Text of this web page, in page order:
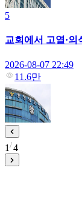
5
교회에서 고열·
2026-08-07 22:49
11.6만
1 4